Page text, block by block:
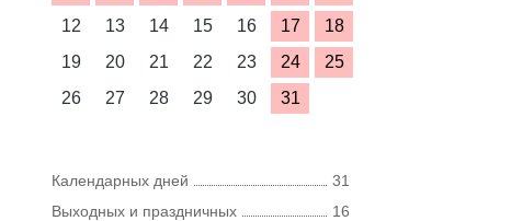
12
13 14 15 16 17
18
19
20 21 22 23 24
25
26
27 28 29 30 31
Календарных дней
31
Выходных и праздничных
16